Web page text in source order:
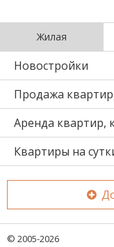
Жилая
Новостройки
Продажа
Аренда квартир,
Квартиры на
© 2005-2026